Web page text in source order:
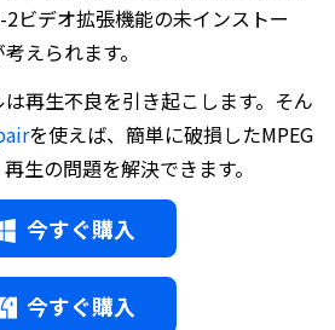
2ビデオ拡張機能の未インストー
えられます。
再生不良を引き起こします。そん
を使えば、簡単に破損したMPEG
生の問題を解決できます。
今すぐ購入
今すぐ購入